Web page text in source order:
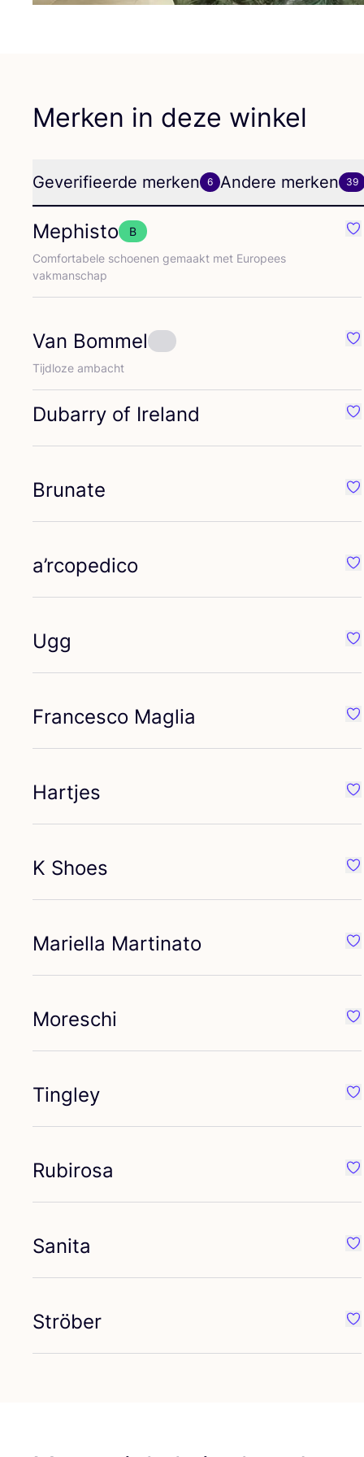
Merken in deze winkel
Geverifieerde merken 6 Andere merken 39
Mephisto
B
Com­for­ta­be­le schoe­nen gemaakt met Euro­pees
vakmanschap
Van Bommel
Tijd­lo­ze ambacht
Dubarry of Ireland
Brunate
a’rcopedico
Ugg
Francesco Maglia
Hartjes
K Shoes
Mariella Martinato
Moreschi
Tingley
Rubirosa
Sanita
Ströber